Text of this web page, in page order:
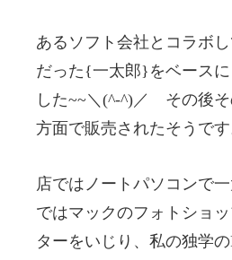
あるソフト会社とコラボ
だった{一太郎}をベー
した~~＼(^-^)／ その後
方面で販売されたそうです
店ではノートパソコンで
ではマックのフォトショ
ターをいじり、私の独学